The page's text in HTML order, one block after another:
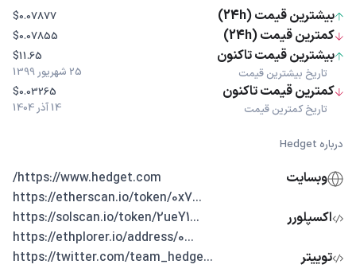
بیشترین قیمت (24h) $0.07877
کمترین قیمت (24h) $0.07855
بیشترین قیمت تاکنون
تاریخ بیشترین قیمت
$11.65
25 شهریور 1399
کمترین قیمت تاکنون
تاریخ کمترین قیمت
$0.03265
14 آذر 1404
درباره Hedget
وبسایت https://www.hedget.com/
اکسپلورر
...https://etherscan.io/token/0x7
...https://solscan.io/token/2ueY1
...https://ethplorer.io/address/0
توییتر
...https://twitter.com/team_hedge